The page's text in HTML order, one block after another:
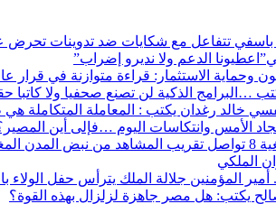
باسفي تتفاعل مع شكايات ضد تدوينات
الدعم ولا نديرو إضراب”
وحماية الاستثمار: قراءة متوازنة في قرار
…البرامج الذكية لن تصنع صحفيا ولا كاتبا
خالد رغدان يكتب : المعاملة المتكاملة
أمجاد الأمس وانتكاسات اليوم …فإلى أين
“فسحة الصيف”
الملكي
المؤمنين جلالة الملك يترأس حفل الولاء
يكتب: هل مصر جاهزة لزلزال بهذه القوة؟